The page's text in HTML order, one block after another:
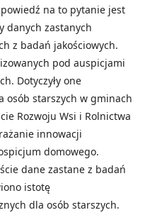
na to pytanie jest
danych zastanych
z badań jakościowych.
pod auspicjami
Dotyczyły one
osób starszych w gminach
Rozwoju Wsi i Rolnictwa
innowacji
domowego.
dane zastane z badań
istotę
dla osób starszych.